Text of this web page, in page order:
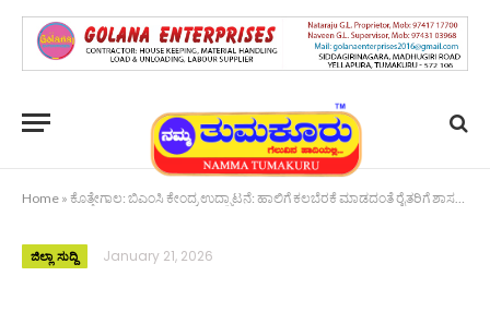
Home » ಕೊತ್ತೇಗಾಲ: ಬಿಎಂಸಿ ಕೇಂದ್ರ ಉದ್ಘಾಟನೆ: ಹಾಲಿಗೆ ಕಲಬೆರಕೆ ಮಾಡದಂತೆ ರೈತರಿಗೆ ಶಾಸಕ ಅನಿಲ್ ಕುಮಾರ್ ಸಲಹೆ
ಜಿಲ್ಲಾ ಸುದ್ದಿ January 21, 2026